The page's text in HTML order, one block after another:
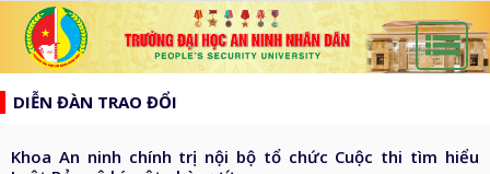
list
search
CHỦ
GIỚI
DIỄN ĐÀN TRAO ĐỔI
Khoa An ninh chính trị nội bộ tổ chức Cuộc thi tìm hiểu